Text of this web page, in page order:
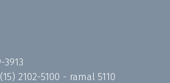
3913
(15) 2102-5100 - ramal 5110